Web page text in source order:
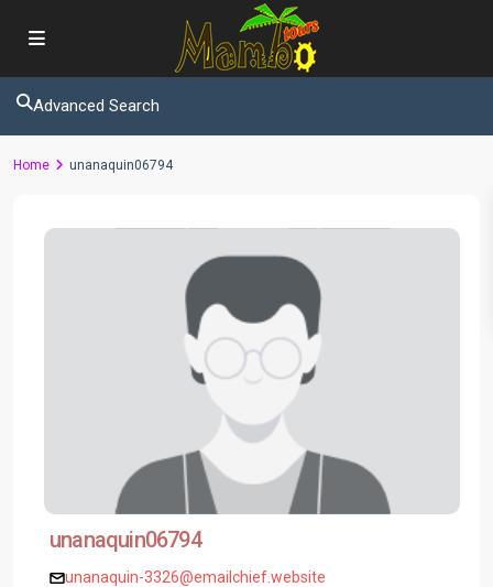
Advanced Search
Home unanaquin06794
unanaquin06794
unanaquin-3326@emailchief.website